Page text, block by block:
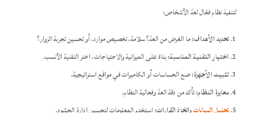
لتنفيذ نظام فعّال لعدّ الأشخاص:
تحديد الأهداف:ما الغرض من العدّ؟ سلامة، تخصيص موارد، أو تحسين تجربة الزوار؟​
اختيار التقنية المناسبة:بناءً على الميزانية والاحتياجات، اختر التقنية الأنسب.​
تثبيت الأجهزة:ضع الحساسات أو الكاميرات في مواقع استراتيجية.​
معايرة النظام:تأكد من دقة العدّ وفعالية النظام.​
تحليل البياناتواتخاذ القرارات:استخدم المعلومات لتحسين إدارة الحشود.​